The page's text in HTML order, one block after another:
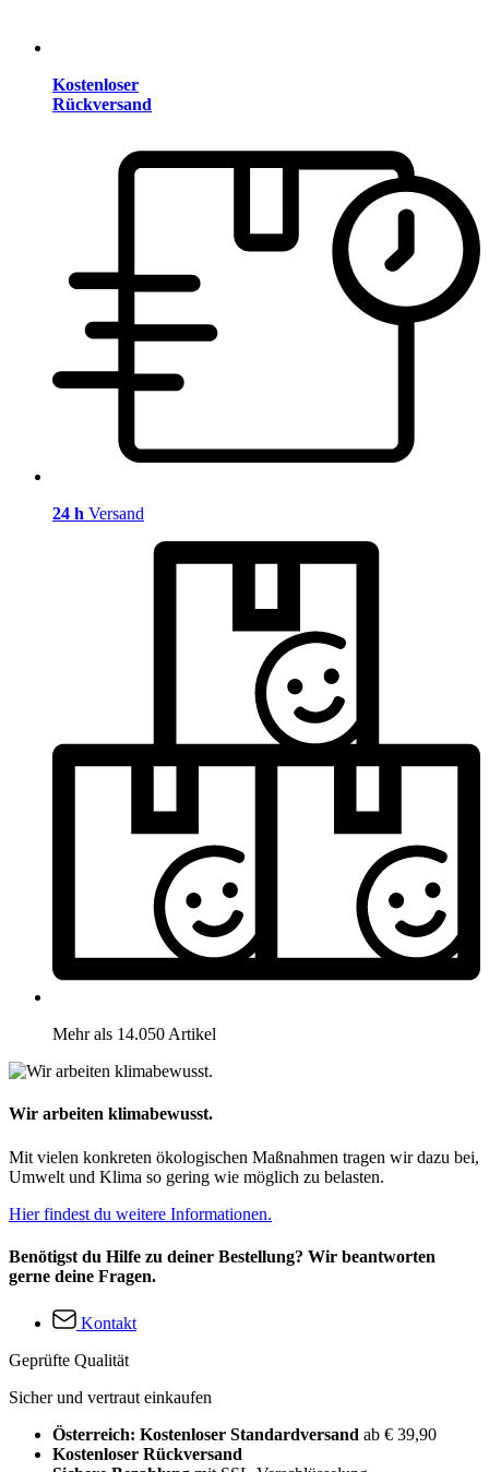
Kostenloser
Rückversand
24 h Versand
Mehr als 14.050 Artikel
Wir arbeiten klimabewusst.
Mit vielen konkreten ökologischen Maßnahmen tragen wir dazu bei,
Umwelt und Klima so gering wie möglich zu belasten.
Hier findest du weitere Informationen.
Benötigst du Hilfe zu deiner Bestellung? Wir beantworten
gerne deine Fragen.
Kontakt
Geprüfte Qualität
Sicher und vertraut einkaufen
Österreich: Kostenloser Standardversand ab € 39,90
Kostenloser Rückversand